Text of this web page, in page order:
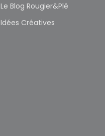
Le Blog Rougier&Plé
Idées Créatives